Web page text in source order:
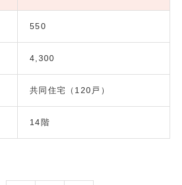
550
4,300
共同住宅（120戸）
14階